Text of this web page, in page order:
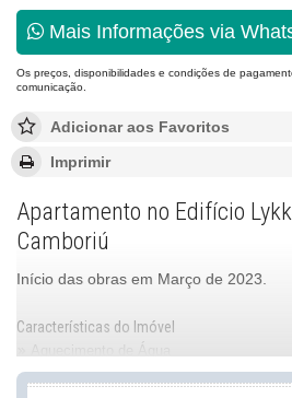
Mais Informações via
Os preços, disponibilidades e condições de
comunicação.
Adicionar aos Favoritos
Imprimir
Apartamento no Edifício
Camboriú
Início das obras em Março de 2023.
Características do Imóvel
Piso Laminado
Piso Porcelanato